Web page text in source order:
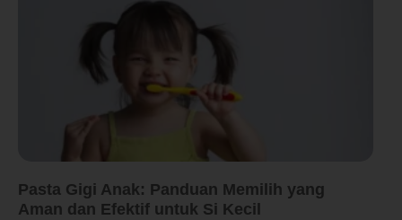
Pasta Gigi Anak: Panduan Memilih yang
Aman dan Efektif untuk Si Kecil